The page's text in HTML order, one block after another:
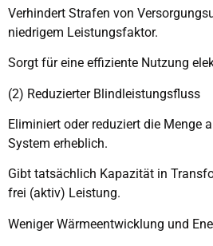
Verhindert Strafen von
niedrigem Leistungsfaktor.
Sorgt für eine effiziente Nutzung
(2) Reduzierter Blindleistungsfluss
Eliminiert oder reduziert die Menge
System erheblich.
Gibt tatsächlich Kapazität in
frei (aktiv) Leistung.
Weniger Wärmeentwicklung und